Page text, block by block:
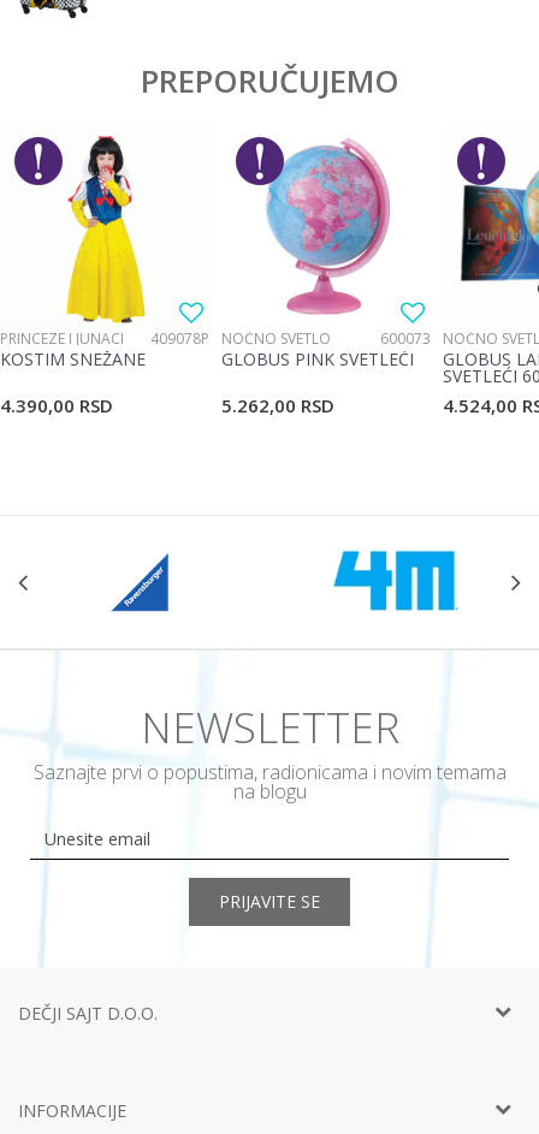
PREPORUČUJEMO
PRINCEZE I JUNACI 409078P
KOSTIM SNEŽANE
4.390,00 RSD
NOĆNO SVETLO 600073
GLOBUS PINK SVETLEĆI
5.262,00 RSD
NOĆNO
GLOBUS
SVETLEĆI
4.524,00
NEWSLETTER
Saznajte prvi o popustima, radionicama i novim temama
na blogu
PRIJAVITE SE
DEČJI SAJT D.O.O.
Email:
info@decjisajt.rs
INFORMACIJE